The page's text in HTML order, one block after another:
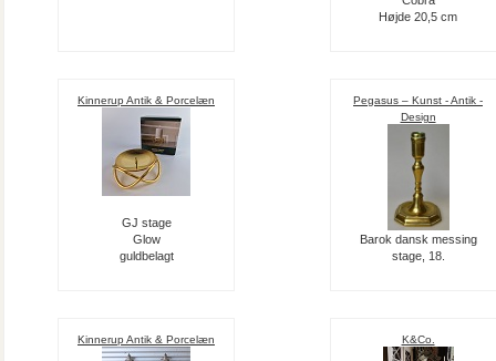
Højde 20,5 cm
Kinnerup Antik & Porcelæn
GJ stage
Glow
guldbelagt
Pegasus – Kunst - Antik -
Design
Barok dansk messing
stage, 18.
Kinnerup Antik & Porcelæn K&Co.